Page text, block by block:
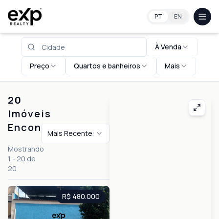
PT EN
Imóveis em Rio de Janeiro
À Venda
Preço Quartos e banheiros Mais
20
Imóveis
Encontrados
Mostrando
1 - 20 de
20
Mais Recentes
R$ 480.000